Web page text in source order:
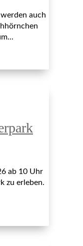
auch
ab 10 Uhr
zu erleben.